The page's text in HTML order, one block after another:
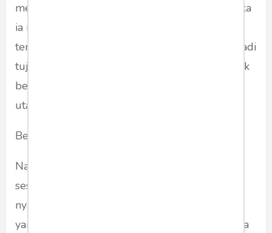
merestui apa yang dilakukannya. Sebaliknya jika
ia memecat Moeldoko, akan dianggap tak tahu
terimakasih. Buah simalakama yang memang jadi
tujuan dari operasi yang sangat banal ini. Politik
becah belah yang memang menjadi tujuan
utama dari operasi politik ini.
Begitulah seharusnya membaca kasus ini.
Namun barangkali memang masalahnya tak
sesederhana itu. Dalam salah satu statement-
nya: Moeldoko berjanji akan mengambil sikap
yang dianggapnya perlu. Mungkin, bukan tanpa